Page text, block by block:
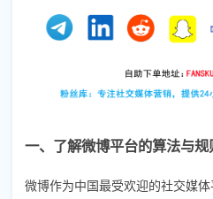
一、了解微博平台的算法与规
微博作为中国最受欢迎的社交媒